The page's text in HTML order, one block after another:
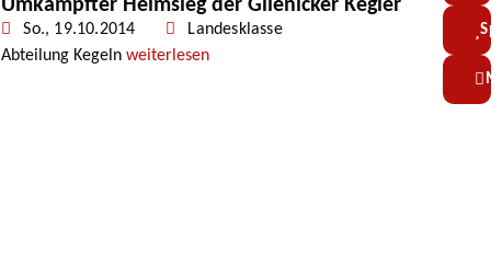
Umkämpfter Heimsieg der Glienicker Kegler
So., 19.10.2014
Landesklasse
Abteilung Kegeln weiterlesen